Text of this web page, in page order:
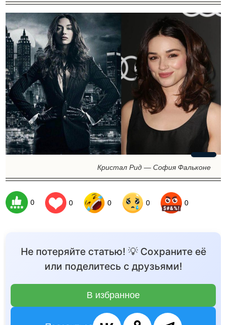
Кристал Рид — София Фальконе
0 0 0 0 0
Не потеряйте статью! 💡 Сохраните её
или поделитесь с друзьями!
В избранное